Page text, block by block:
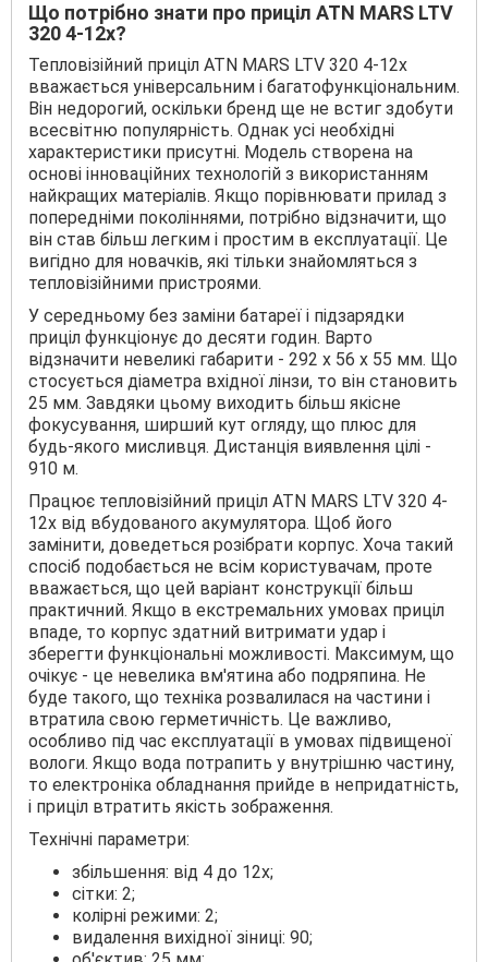
Що потрібно знати про приціл ATN MARS LTV
320 4-12x?
Тепловізійний приціл ATN MARS LTV 320 4-12x
вважається універсальним і багатофункціональним.
Він недорогий, оскільки бренд ще не встиг здобути
всесвітню популярність. Однак усі необхідні
характеристики присутні. Модель створена на
основі інноваційних технологій з використанням
найкращих матеріалів. Якщо порівнювати прилад з
попередніми поколіннями, потрібно відзначити, що
він став більш легким і простим в експлуатації. Це
вигідно для новачків, які тільки знайомляться з
тепловізійними пристроями.
У середньому без заміни батареї і підзарядки
приціл функціонує до десяти годин. Варто
відзначити невеликі габарити - 292 х 56 х 55 мм. Що
стосується діаметра вхідної лінзи, то він становить
25 мм. Завдяки цьому виходить більш якісне
фокусування, ширший кут огляду, що плюс для
будь-якого мисливця. Дистанція виявлення цілі -
910 м.
Працює тепловізійний приціл ATN MARS LTV 320 4-
12x від вбудованого акумулятора. Щоб його
замінити, доведеться розібрати корпус. Хоча такий
спосіб подобається не всім користувачам, проте
вважається, що цей варіант конструкції більш
практичний. Якщо в екстремальних умовах приціл
впаде, то корпус здатний витримати удар і
зберегти функціональні можливості. Максимум, що
очікує - це невелика вм'ятина або подряпина. Не
буде такого, що техніка розвалилася на частини і
втратила свою герметичність. Це важливо,
особливо під час експлуатації в умовах підвищеної
вологи. Якщо вода потрапить у внутрішню частину,
то електроніка обладнання прийде в непридатність,
і приціл втратить якість зображення.
Технічні параметри:
збільшення: від 4 до 12х;
сітки: 2;
колірні режими: 2;
видалення вихідної зіниці: 90;